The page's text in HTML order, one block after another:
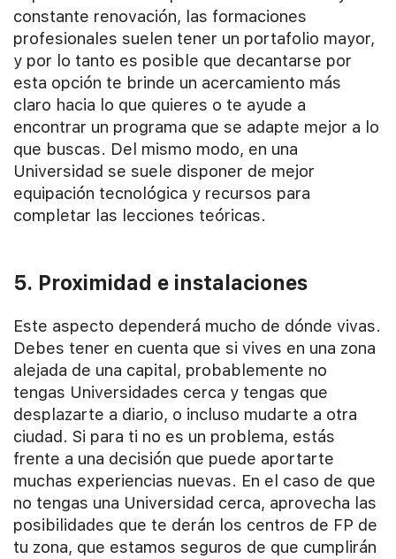
constante renovación, las formaciones
profesionales suelen tener un portafolio mayor,
y por lo tanto es posible que decantarse por
esta opción te brinde un acercamiento más
claro hacia lo que quieres o te ayude a
encontrar un programa que se adapte mejor a lo
que buscas. Del mismo modo, en una
Universidad se suele disponer de mejor
equipación tecnológica y recursos para
completar las lecciones teóricas.
5. Proximidad e instalaciones
Este aspecto dependerá mucho de dónde vivas.
Debes tener en cuenta que si vives en una zona
alejada de una capital, probablemente no
tengas Universidades cerca y tengas que
desplazarte a diario, o incluso mudarte a otra
ciudad. Si para ti no es un problema, estás
frente a una decisión que puede aportarte
muchas experiencias nuevas. En el caso de que
no tengas una Universidad cerca, aprovecha las
posibilidades que te derán los centros de FP de
tu zona, que estamos seguros de que cumplirán